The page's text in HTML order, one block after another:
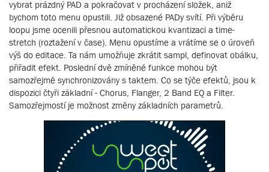
vybrat prázdný PAD a pokračovat v procházení složek, aniž
bychom toto menu opustili. Již obsazené PADy svítí. Při výběru
loopu jsme ocenili přesnou automatickou kvantizaci a time-
stretch (roztažení v čase). Menu opustíme a vrátíme se o úroveň
výš do editace. Ta nám umožňuje zkrátit sampl, definovat obálku,
přiřadit efekt. Poslední dvě zmíněné funkce mohou být
samozřejmě synchronizovány s taktem. Co se týče efektů, jsou k
dispozici čtyři základní - Chorus, Flanger, 2 Band EQ a Filter.
Samozřejmostí je možnost změny základních parametrů.